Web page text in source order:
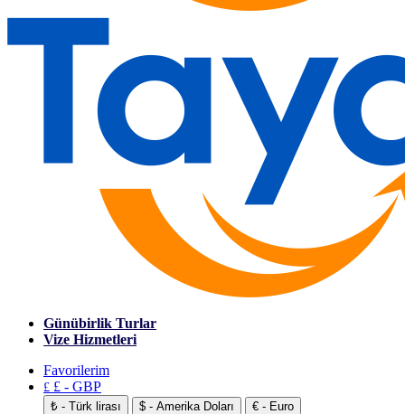
Günübirlik Turlar
Vize Hizmetleri
Favorilerim
£ £ - GBP
₺ - Türk lirası $ - Amerika Doları
€ - Euro